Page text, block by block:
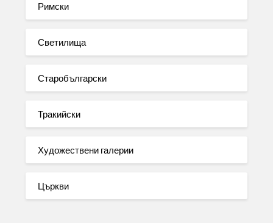
Римски
Светилища
Старобългарски
Тракийски
Художествени галерии
Църкви